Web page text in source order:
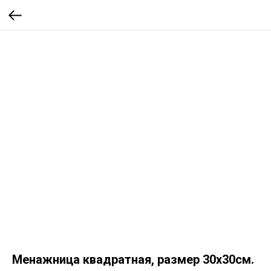
Менажница квадратная, размер 30х30см.